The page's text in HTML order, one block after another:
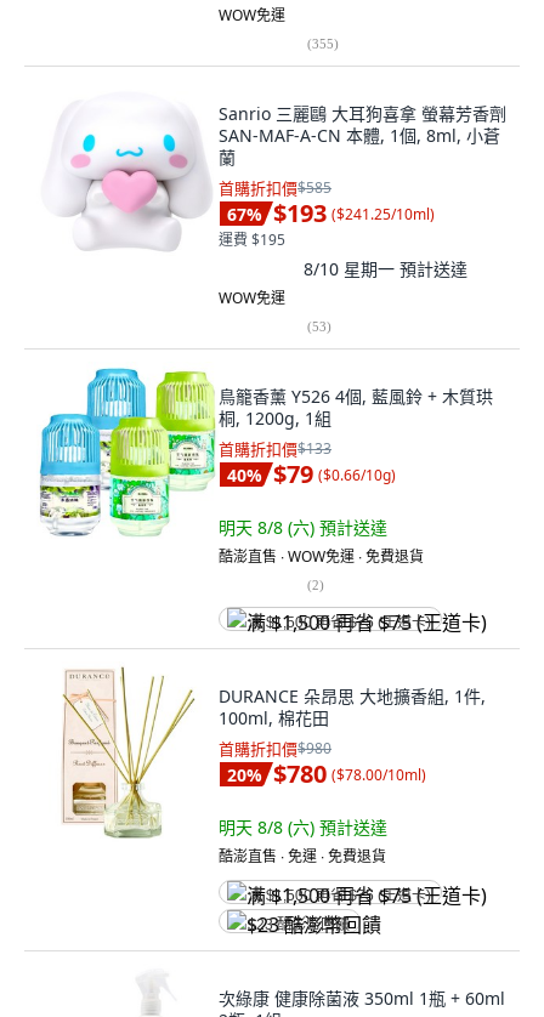
WOW免運
(355)
Sanrio 三麗鷗 大耳狗喜拿 螢幕芳香劑
SAN-MAF-A-CN 本體, 1個, 8ml, 小蒼
蘭
首購折扣價$585
67% $193 ($241.25/10ml)
運費 $195
8/10 星期一 預計送達
WOW免運
(53)
鳥籠香薰 Y526 4個, 藍風鈴 + 木質珙
桐, 1200g, 1組
首購折扣價$133
40% $79 ($0.66/10g)
明天 8/8 (六) 預計送達
酷澎直售 ∙ WOW免運 ∙ 免費退貨
(2)
满 $1,500 再省 $75 (王道卡)
DURANCE 朵昂思 大地擴香組, 1件,
100ml, 棉花田
首購折扣價$980
20% $780 ($78.00/10ml)
明天 8/8 (六) 預計送達
酷澎直售 ∙ 免運 ∙ 免費退貨
满 $1,500 再省 $75 (王道卡)
$23 酷澎幣回饋
次綠康 健康除菌液 350ml 1瓶 + 60ml